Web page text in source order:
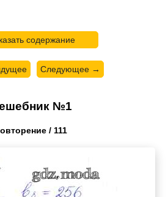
содержание
Следующее →
№1
/ 111